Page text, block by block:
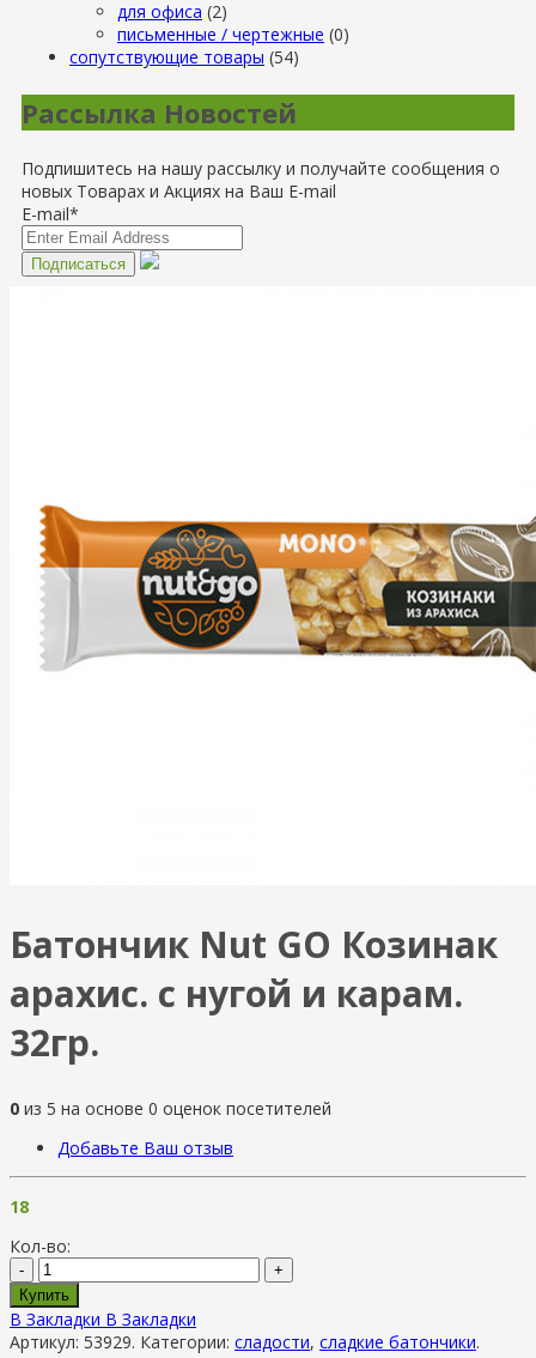
для офиса (2)
письменные / чертежные (0)
сопутствующие товары (54)
Рассылка Новостей
Подпишитесь на нашу рассылку и получайте сообщения о
новых Товарах и Акциях на Ваш E-mail
E-mail*
Батончик Nut GO Козинак
арахис. с нугой и карам.
32гр.
0 из 5 на основе 0 оценок посетителей
Добавьте Ваш отзыв
18
Кол-во:
-
+
Купить
В Закладки В Закладки
Артикул: 53929. Категории: сладости, сладкие батончики.